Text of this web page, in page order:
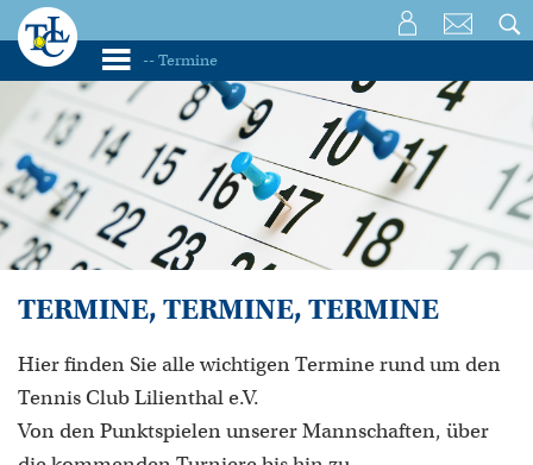
TERMINE, TERMINE, TERMINE
Hier finden Sie alle wichtigen Termine rund um den
Tennis Club Lilienthal e.V.
Von den Punktspielen unserer Mannschaften, über